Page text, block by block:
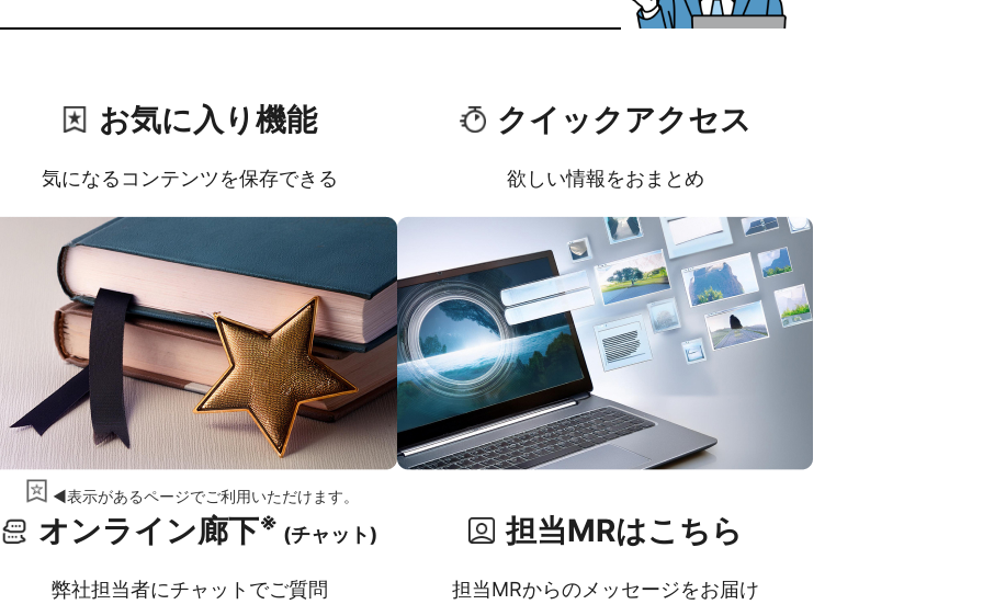
お気に入り機能
気になるコンテンツを保存できる
◀表示があるページでご利用いただけます。
クイックアクセス
欲しい情報をおまとめ
オンライン廊下※ (チャット)
弊社担当者にチャットでご質問
担当MRはこちら
担当MRからのメッセージをお届け